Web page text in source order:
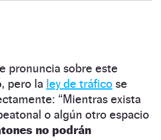
pronuncia sobre este
pero la ley de tráfico se
“Mientras exista
o algún otro espacio
no podrán